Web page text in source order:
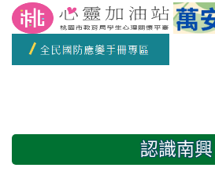
開學日
認識南興